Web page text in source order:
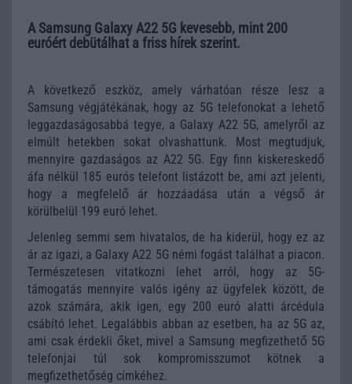
A Samsung Galaxy A22 5G kevesebb, mint 200
euróért debütálhat a friss hírek szerint.
A következő eszköz, amely várhatóan része lesz a
Samsung végjátékának, hogy az 5G telefonokat a lehető
leggazdaságosabbá tegye, a Galaxy A22 5G, amelyről az
elmúlt hetekben sokat olvashattunk. Most megtudjuk,
mennyire gazdaságos az A22 5G. Egy finn kiskereskedő
áfa nélkül 185 eurós telefont listázott be, ami azt jelenti,
hogy a megfelelő ár hozzáadása után a végső ár
körülbelül 199 euró lehet.
Jelenleg semmi sem hivatalos, de ha kiderül, hogy ez az
ár az igazi, a Galaxy A22 5G némi fogást találhat a piacon.
Természetesen vitatkozni lehet arról, hogy az 5G-
támogatás mennyire valós igény az ügyfelek között, de
azok számára, akik igen, egy 200 euró alatti árcédula
csábító lehet. Legalábbis abban az esetben, ha az 5G az,
ami csak érdekli őket, mivel a Samsung megfizethető 5G
telefonjai túl sok kompromisszumot kötnek a
megfizethetőség címkéhez.